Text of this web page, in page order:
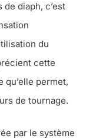
de diaph, c’est
du
cette
qu’elle permet,
de tournage.
par le système